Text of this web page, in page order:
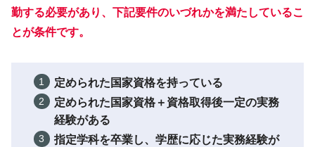
勤する必要があり、下記要件のいづれかを満たしているこ
とが条件です。
定められた国家資格を持っている
定められた国家資格＋資格取得後一定の実務
経験がある
指定学科を卒業し、学歴に応じた実務経験が